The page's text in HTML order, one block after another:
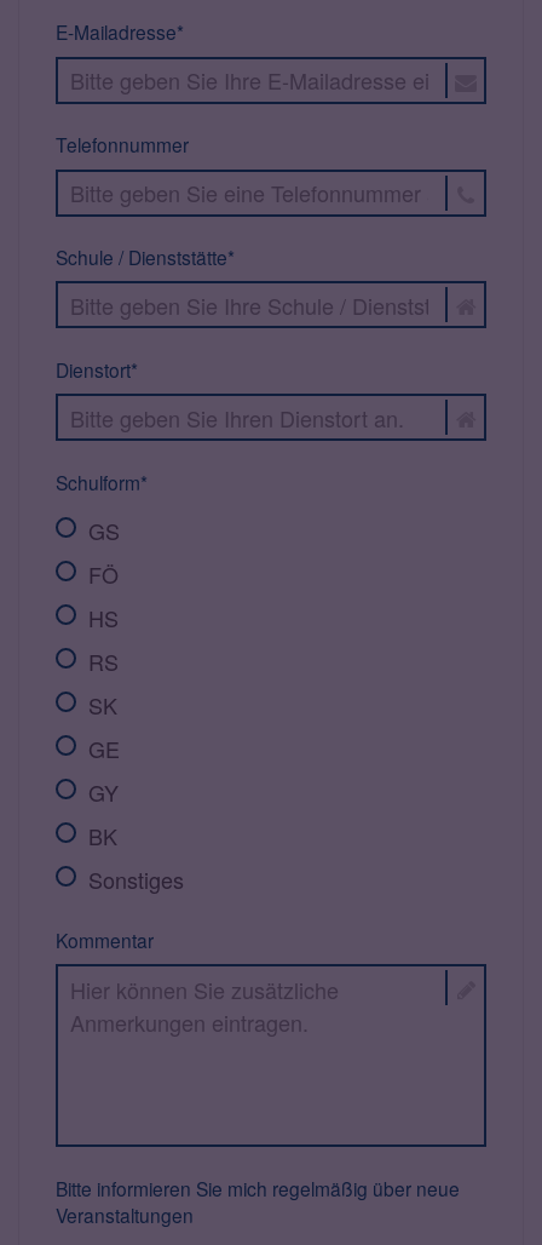
E-Mailadresse*
Telefonnummer
Schule / Dienststätte*
Dienstort*
Schulform*
GS
FÖ
HS
RS
SK
GE
GY
BK
Sonstiges
Kommentar
Bitte informieren Sie mich regelmäßig über neue
Veranstaltungen